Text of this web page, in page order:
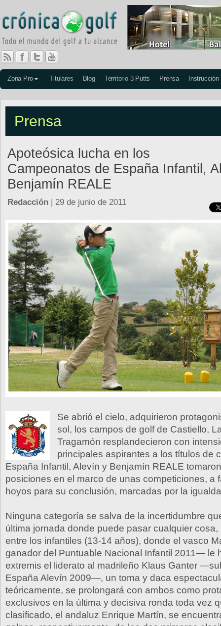
Zona Pro Titulares Blog Territorio 3 Putts Prensa Instrucción
Prensa
Apoteósica lucha en los
Campeonatos de España Infantil,
Benjamín REALE
Redacción | 29 de junio de 2011
Se abrió el cielo, adquirieron
sol, los campos de golf de Castiello,
Tragamón resplandecieron con
principales aspirantes a los títulos de
España Infantil, Alevín y Benjamín REALE
posiciones en el marco de unas competiciones, a
hoyos para su conclusión, marcadas por la
Ninguna categoría se salva de la incertidumbre
última jornada donde puede pasar cualquier
entre los infantiles (13-14 años), donde el vasco
ganador del Puntuable Nacional Infantil 2011— le
extremis el liderato al madrileño Klaus Ganter
España Alevín 2009—, un toma y daca
teóricamente, se prolongará con ambos como
exclusivos en la última y decisiva ronda toda vez
clasificado, el andaluz Enrique Martín, se